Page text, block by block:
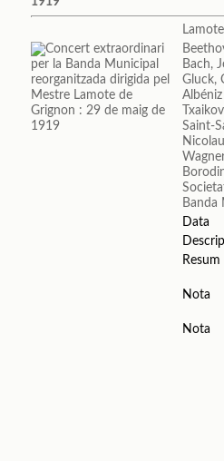
Bach,
Gluck,
Saint-
Banda
Data
Resum
Nota
Nota